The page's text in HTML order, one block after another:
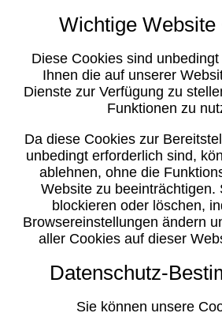
Wichtige Website
Diese Cookies sind
Ihnen die auf unserer
Dienste zur Verfügung zu
Funktionen zu
Da diese Cookies zur
unbedingt erforderlich sind,
ablehnen, ohne die
Website zu beeinträchtigen.
blockieren oder löschen,
Browsereinstellungen ändern
aller Cookies auf dieser
Datenschutz-
Sie können unsere